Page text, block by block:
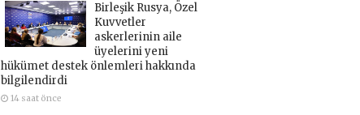
Birleşik Rusya, Özel
Kuvvetler
askerlerinin aile
üyelerini yeni
hükümet destek önlemleri hakkında
bilgilendirdi
14 saat önce